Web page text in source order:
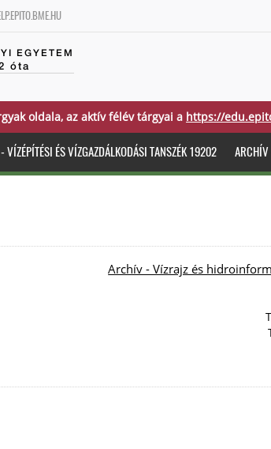
EGYETEM
óta
oldala, az aktív félév tárgyai a https://
VÍZÉPÍTÉSI ÉS VÍZGAZDÁLKODÁSI TANSZÉK 19202
Archív - Vízrajz és